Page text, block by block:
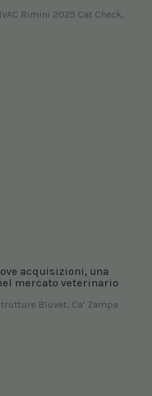
Rimini 2025 Cat Check,
acquisizioni, una
mercato veterinario
Bluvet, Ca’ Zampa